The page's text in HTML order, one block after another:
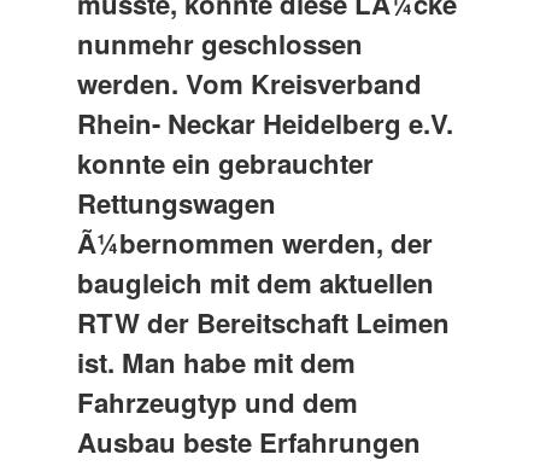
nunmehr geschlossen
werden. Vom Kreisverband
Rhein- Neckar Heidelberg e.V.
konnte ein gebrauchter
Rettungswagen
Ã¼bernommen werden, der
baugleich mit dem aktuellen
RTW der Bereitschaft Leimen
ist. Man habe mit dem
Fahrzeugtyp und dem
Ausbau beste Erfahrungen